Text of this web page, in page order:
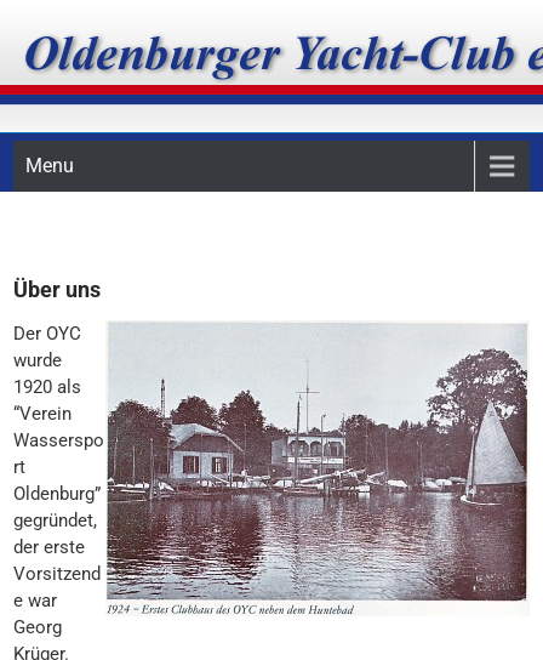
content
Oldenburger Yacht-Club
e.V.
Menu
Über uns
Der OYC
wurde
1920 als
“Verein
Wasserspo
rt
Oldenburg”
gegründet,
der erste
Vorsitzend
e war
Georg
Krüger.